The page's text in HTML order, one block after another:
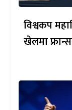
विश्वकप
खेलमा